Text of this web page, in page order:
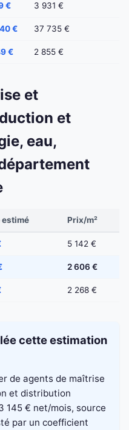
€ 3 931 €
€ 37 735 €
€ 2 855 €
et
et
eau,
estimé Prix/m²
5 142 €
2 606 €
2 268 €
cette estimation
de agents de maîtrise
et distribution
145 € net/mois, source
par un coefficient